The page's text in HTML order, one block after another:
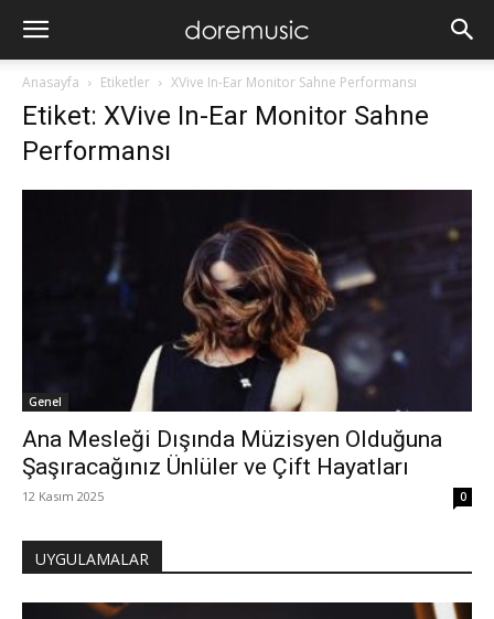
Anasayfa Etiketler XVive In-Ear Monitor Sahne Performansı
Etiket: XVive In-Ear Monitor Sahne
Performansı
Genel
Ana Mesleği Dışında Müzisyen Olduğuna
Şaşıracağınız Ünlüler ve Çift Hayatları
12 Kasım 2025 0
UYGULAMALAR